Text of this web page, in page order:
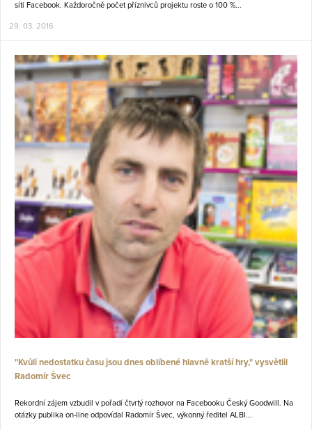
síti Facebook. Každoročně počet příznivců projektu roste o 100 %...
29. 03. 2016
"Kvůli nedostatku času jsou dnes oblíbené hlavně kratší hry," vysvětlil
Radomír Švec
Rekordní zájem vzbudil v pořadí čtvrtý rozhovor na Facebooku Český Goodwill. Na
otázky publika on-line odpovídal Radomír Švec, výkonný ředitel ALBI...